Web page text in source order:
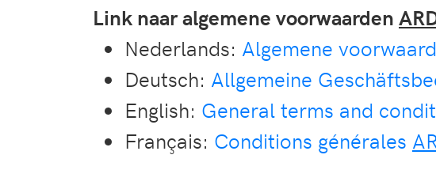
Link naar algemene voorwaarden
Nederlands: Algemene
Deutsch: Allgemeine
English: General terms and
Français: Conditions générales